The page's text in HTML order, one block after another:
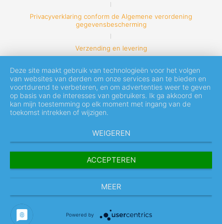
Privacyverklaring conform de Algemene verordening
gegevensbescherming
Verzending en levering
Deze site maakt gebruik van technologieën voor het volgen
van websites van derden om onze services aan te bieden en
voortdurend te verbeteren, en om advertenties weer te geven
op basis van de interesses van gebruikers. Ik ga akkoord en
kan mijn toestemming op elk moment met ingang van de
toekomst intrekken of wijzigen.
WEIGEREN
ACCEPTEREN
MEER
Powered by